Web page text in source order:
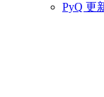
PyQ 更